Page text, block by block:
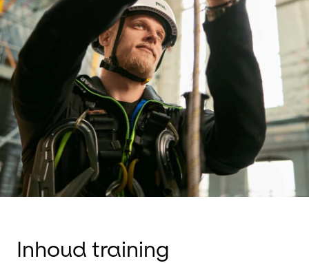
Inhoud training